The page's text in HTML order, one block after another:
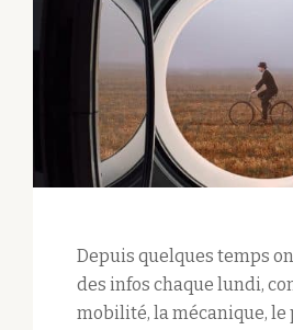
Depuis quelques temps
des infos chaque lundi,
mobilité, la mécanique, le